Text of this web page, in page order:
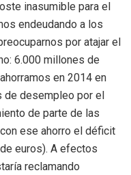
inasumible para el
endeudando a los
por atajar el
6.000 millones de
en 2014 en
de desempleo por el
de parte de las
ese ahorro el déficit
euros). A efectos
reclamando